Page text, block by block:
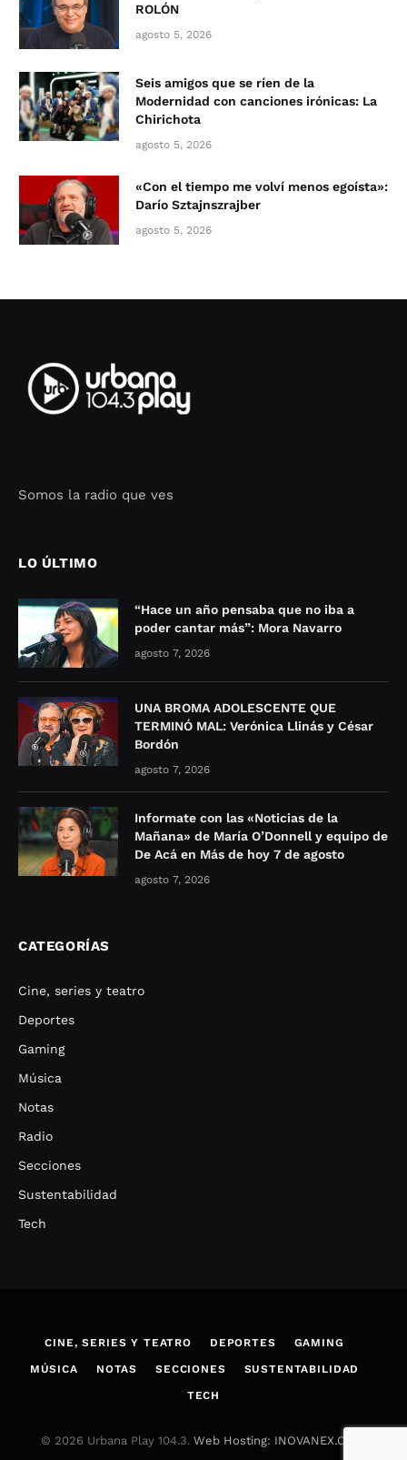
ROLÓN
agosto 5, 2026
Seis amigos que se ríen de la
Modernidad con canciones irónicas: La
Chirichota
agosto 5, 2026
«Con el tiempo me volví menos egoísta»:
Darío Sztajnszrajber
agosto 5, 2026
Somos la radio que ves
LO ÚLTIMO
“Hace un año pensaba que no iba a
poder cantar más”: Mora Navarro
agosto 7, 2026
UNA BROMA ADOLESCENTE QUE
TERMINÓ MAL: Verónica Llinás y César
Bordón
agosto 7, 2026
Informate con las «Noticias de la
Mañana» de María O’Donnell y equipo de
De Acá en Más de hoy 7 de agosto
agosto 7, 2026
CATEGORÍAS
Cine, series y teatro
Deportes
Gaming
Música
Notas
Radio
Secciones
Sustentabilidad
Tech
CINE, SERIES Y TEATRO DEPORTES GAMING
MÚSICA NOTAS SECCIONES SUSTENTABILIDAD
TECH
© 2026 Urbana Play 104.3. Web Hosting: INOVANEX.COM